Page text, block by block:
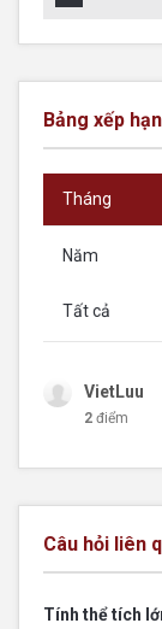
Bảng xếp
Tháng
Năm
Tất cả
VietLuu
2 điểm
Câu hỏi liên
Tính thể tích